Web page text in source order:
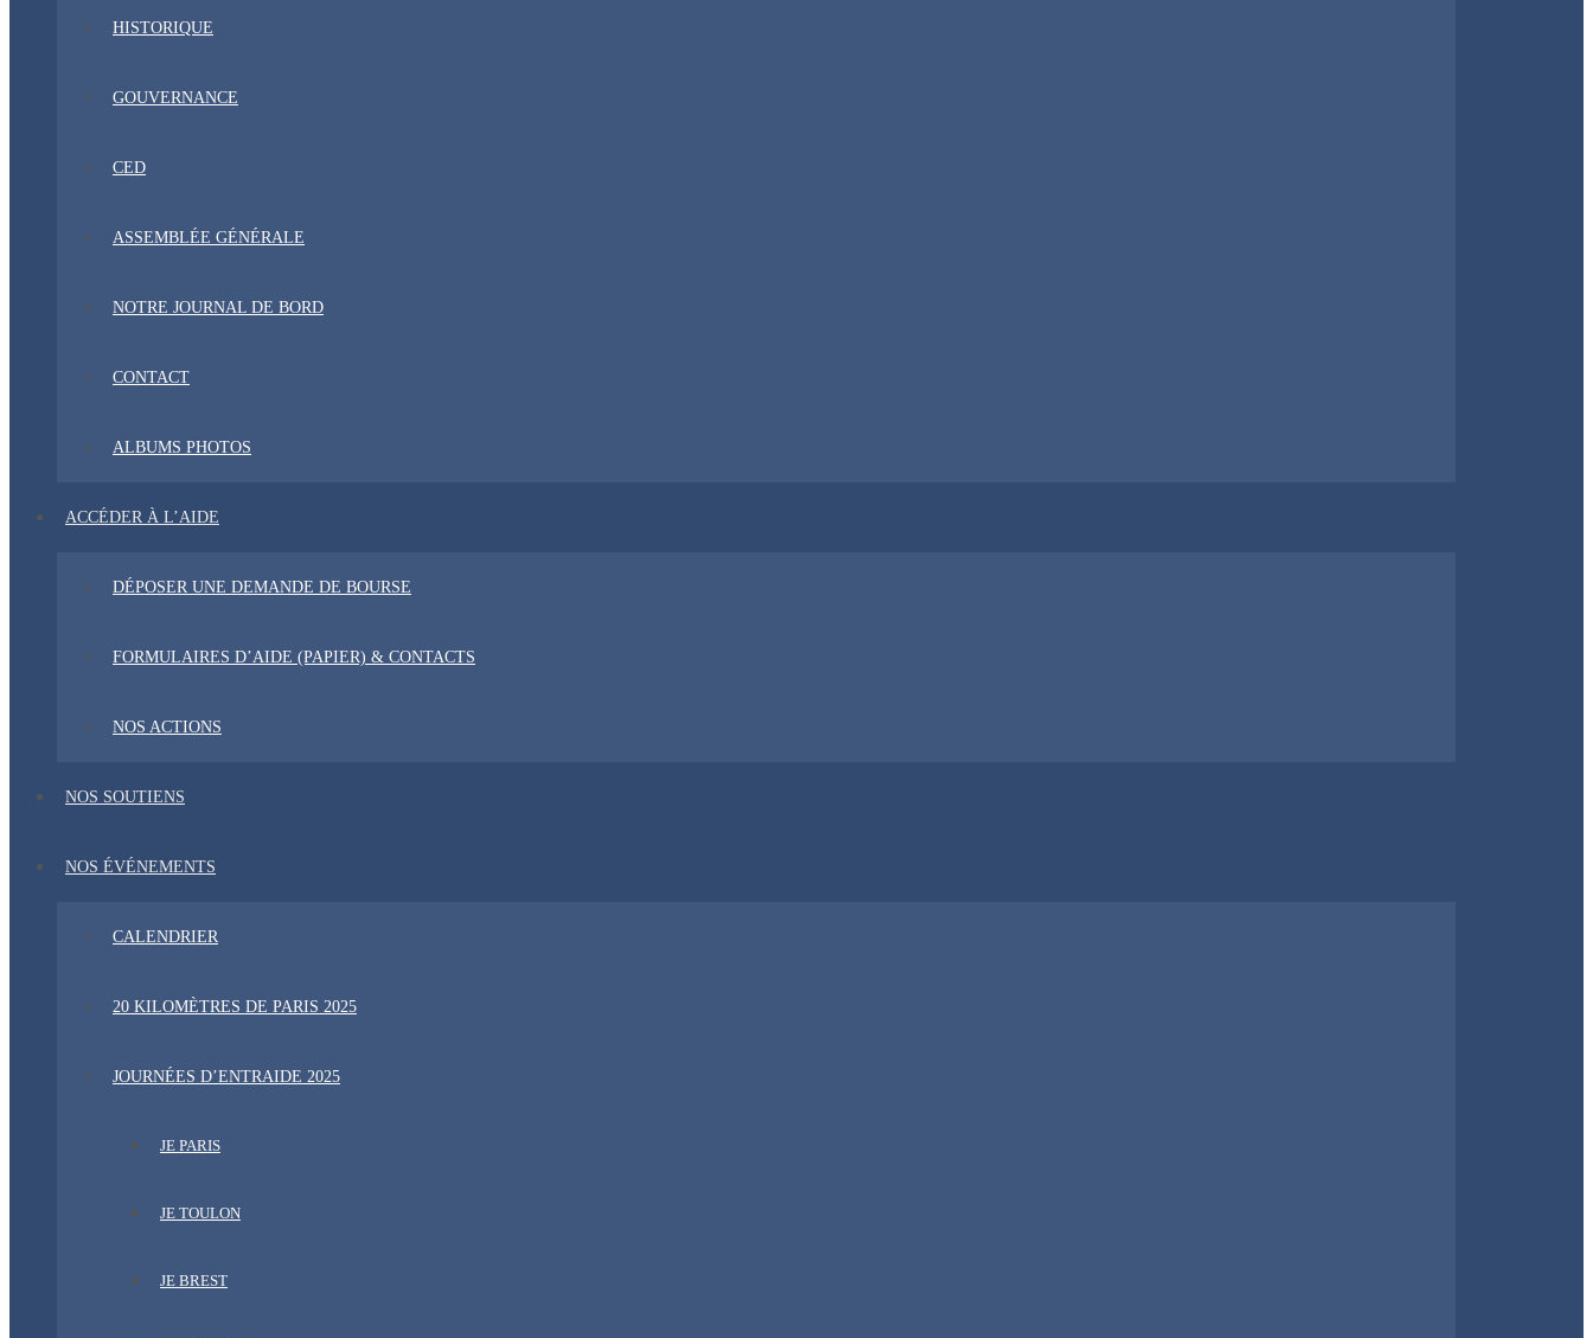
HISTORIQUE
GOUVERNANCE
CED
ASSEMBLÉE GÉNÉRALE
NOTRE JOURNAL DE BORD
CONTACT
ALBUMS PHOTOS
ACCÉDER À L’AIDE
DÉPOSER UNE DEMANDE DE BOURSE
FORMULAIRES D’AIDE (PAPIER) & CONTACTS
NOS ACTIONS
NOS SOUTIENS
NOS ÉVÉNEMENTS
CALENDRIER
20 KILOMÈTRES DE PARIS 2025
JOURNÉES D’ENTRAIDE 2025
JE PARIS
JE TOULON
JE BREST